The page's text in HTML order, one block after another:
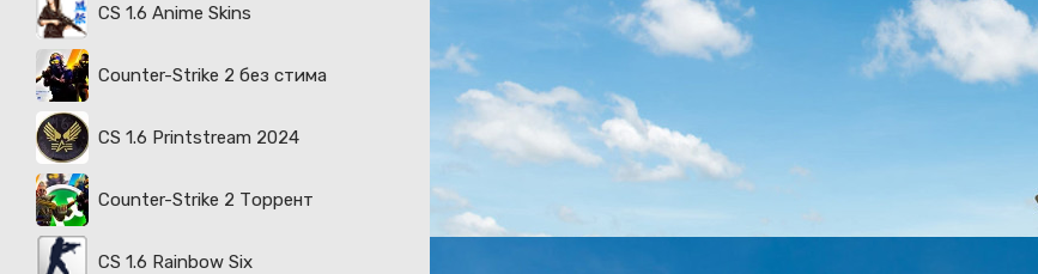
CS 1.6 Anime Skins
Counter-Strike 2 без стима
CS 1.6 Printstream 2024
Counter-Strike 2 Торрент
CS 1.6 Rainbow Six